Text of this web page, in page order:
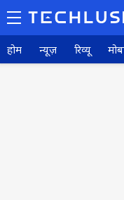
होम न्यूज़ रिव्यू